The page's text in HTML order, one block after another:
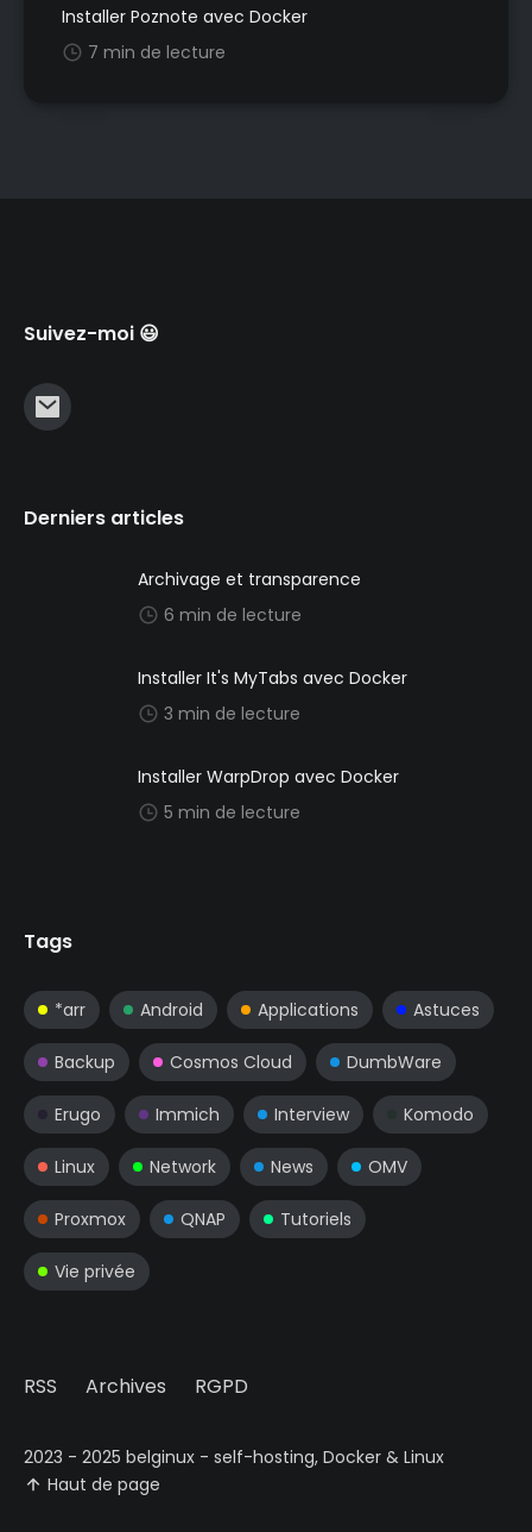
Installer Poznote avec Docker
7 min de lecture
Suivez-moi 😃
Derniers articles
Archivage et transparence
6 min de lecture
Installer It's MyTabs avec Docker
3 min de lecture
Installer WarpDrop avec Docker
5 min de lecture
Tags
*arr Android Applications Astuces
Backup Cosmos Cloud DumbWare
Erugo Immich Interview Komodo
Linux Network News OMV
Proxmox QNAP Tutoriels
Vie privée
RSS Archives RGPD
2023 - 2025 belginux - self-hosting, Docker & Linux
Haut de page